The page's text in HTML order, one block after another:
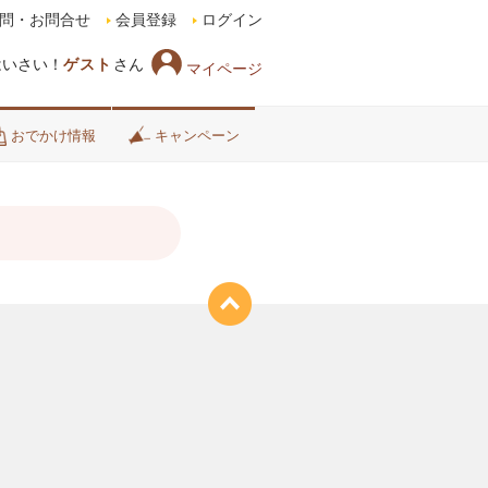
さい！ ゲスト さん マイページ
・お問合せ 会員登録 ログイン
おでかけ情報 キャンペーン